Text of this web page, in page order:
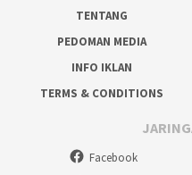
TENTANG
PEDOMAN MEDIA
INFO IKLAN
TERMS & CONDITIONS
Facebook